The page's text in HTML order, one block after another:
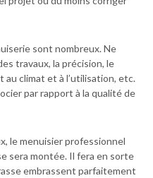
sont nombreux. Ne
travaux, la précision, le
au climat et à l’utilisation, etc.
par rapport à la qualité de
le menuisier professionnel
sera montée. Il fera en sorte
embrassent parfaitement